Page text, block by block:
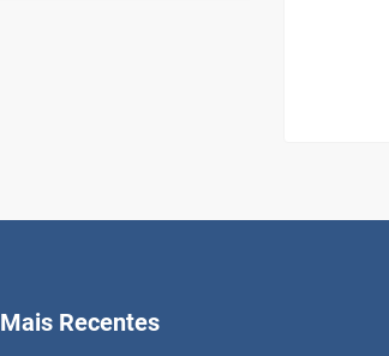
Mais Recentes